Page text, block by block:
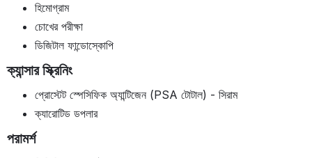
হিমোগ্রাম
চোখের পরীক্ষা
ডিজিটাল ফান্ডোস্কোপি
ক্যান্সার স্ক্রিনিং
প্রোস্টেট স্পেসিফিক অ্যান্টিজেন (PSA টোটাল) - সিরাম
ক্যারোটিড ডপলার
পরামর্শ